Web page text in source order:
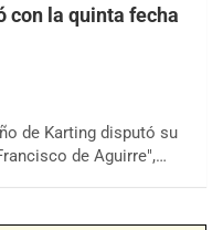
con la quinta fecha
de Karting disputó su
de Aguirre",…